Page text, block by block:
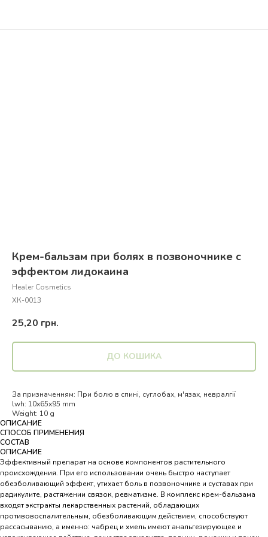
Крем-бальзам при болях в позвоночнике с
эффектом лидокаина
Healer Cosmetics
ХК-0013
25,20 грн.
ДО КОШИКА
За призначенням: При болю в спині, суглобах, м'язах, невралгії
lwh: 10x65x95 mm
Weight: 10 g
ОПИСАНИЕ
СПОСОБ ПРИМЕНЕНИЯ
СОСТАВ
ОПИСАНИЕ
Эффективный препарат на основе компонентов растительного
происхождения. При его использовании очень быстро наступает
обезболивающий эффект, утихает боль в позвоночнике и суставах при
радикулите, растяжении связок, ревматизме. В комплекс крем-бальзама
входят экстракты лекарственных растений, обладающих
противовоспалительным, обезболивающим действием, способствуют
рассасыванию, а именно: чабрец и хмель имеют анальгезирующее и